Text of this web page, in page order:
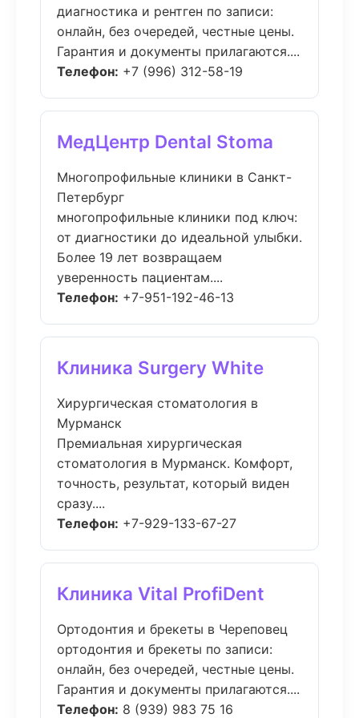
диагностика и рентген по записи:
онлайн, без очередей, честные цены.
Гарантия и документы прилагаются....
Телефон: +7 (996) 312-58-19
МедЦентр Dental Stoma
Многопрофильные клиники в Санкт-
Петербург
многопрофильные клиники под ключ:
от диагностики до идеальной улыбки.
Более 19 лет возвращаем
уверенность пациентам....
Телефон: +7-951-192-46-13
Клиника Surgery White
Хирургическая стоматология в
Мурманск
Премиальная хирургическая
стоматология в Мурманск. Комфорт,
точность, результат, который виден
сразу....
Телефон: +7-929-133-67-27
Клиника Vital ProfiDent
Ортодонтия и брекеты в Череповец
ортодонтия и брекеты по записи:
онлайн, без очередей, честные цены.
Гарантия и документы прилагаются....
Телефон: 8 (939) 983 75 16